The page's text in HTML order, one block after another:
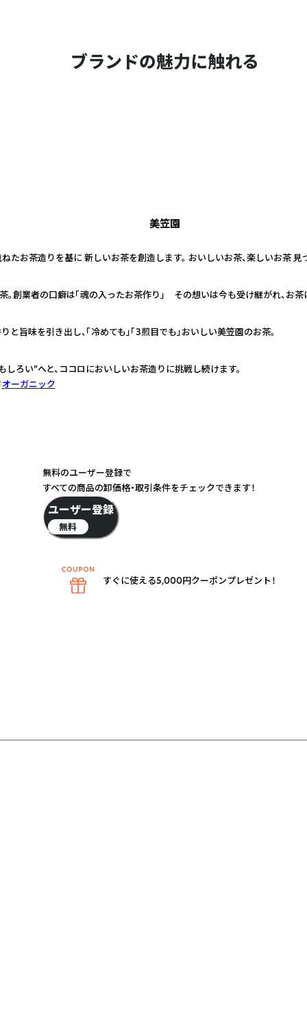
ブランドの魅力に触れる
美笠園
たお茶造りを基に 新しいお茶を創造します。 おいしいお茶、楽しいお茶 見
創業者の口癖は「魂の入ったお茶作り」 その想いは今も受け継がれ、お
旨味を引き出し、「冷めても」「3煎目でも」おいしい美笠園のお茶。
ろい”へと、ココロにおいしいお茶造りに挑戦し続けます。
オーガニック
無料のユーザー登録で
すべての商品の卸価格・取引条件をチェックできます！
ユーザー登録
無料
すぐに使える5,000円クーポンプレゼント！